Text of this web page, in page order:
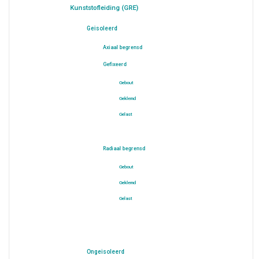
Kunststofleiding (GRE)
Geisoleerd
Axiaal begrensd
Gefixeerd
Gebout
Geklemd
Gelast
Radiaal begrensd
Gebout
Geklemd
Gelast
Ongeisoleerd